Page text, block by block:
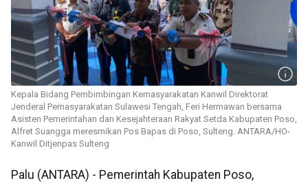
Kepala Bidang Pembimbingan Kemasyarakatan Kanwil Direktorat
Jenderal Pemasyarakatan Sulawesi Tengah, Feri Hermawan bersama
Asisten Pemerintahan dan Kesejahteraan Rakyat Setda Kabupaten Poso,
Alfret Suangga meresmikan Pos Bapas di Poso, Sulteng. ANTARA/HO-
Kanwil Ditjenpas Sulteng
Palu (ANTARA) - Pemerintah Kabupaten Poso,